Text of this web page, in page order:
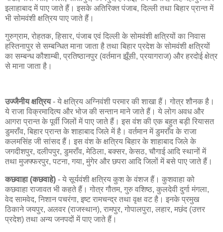
इलाहाबाद में पाए जाते हैं। इसके अतिरिक्त पंजाब, दिल्ली तथा बिहार प्रान्त में
भी सोमवंशी क्षत्रिय पाए जाते हैं।
गुरुग्राम, रोहतक, हिसार, पंजाब एवं दिल्ली के सोमवंशी क्षत्रियों का निवास
हस्तिनापुर से सम्बन्धित माना जाता है तथा बिहार प्रदेश के सोमवंशी क्षत्रियों
का सम्बन्ध कौशाम्बी, प्रतिष्ठानपुर (वर्तमान झूँसी, प्रयागराज) और हरदोई क्षेत्र
से माना जाता है।
उज्जैनीय क्षत्रिय- ये क्षत्रिय अग्निवंशी परमार की शाखा हैं। गोत्र शौनक है।
ये राजा विक्रमादित्य और भोज की सन्तान माने जाते हैं। ये लोग अवध और
आगरा प्रान्त के पूर्वी जिलों में पाए जाते हैं। इस वंश की एक बहुत बड़ी रियासत
डुमराँव, बिहार प्रान्त के शाहाबाद जिले में है। वर्तमान में डुमराँव के राजा
कलमसिंह जी सांसद हैं। इस वंश के क्षत्रिय बिहार के शाहाबाद जिले के
जगदीशपुर, दलीपपुर, डुमराँव, मेठिला, बक्सर, केसठ, चौगाई आदि स्थानों में
तथा मुजफ्फरपुर, पटना, गया, मुंगेर और छपरा आदि जिलों में बसे पाए जाते हैं।
कछवाहा (कछवाहे) - ये सूर्यवंशी क्षत्रिय कुश के वंशज हैं। कुशवाहा को
कछवाहा राजावत भी कहते हैं। गोत्र गौतम, गुरु वशिष्ठ, कुलदेवी दुर्गा मंगला,
वेद सामवेद, निशान पचरंगा, इष्ट रामचन्द्र तथा वृक्ष वट है। इनके प्रमुख
ठिकाने जयपुर, अलवर (राजस्थान), रामपुर, गोपालपुरा, लहार, मछंद (उत्तर
प्रदेश) तथा अन्य जनपदों में पाए जाते हैं।